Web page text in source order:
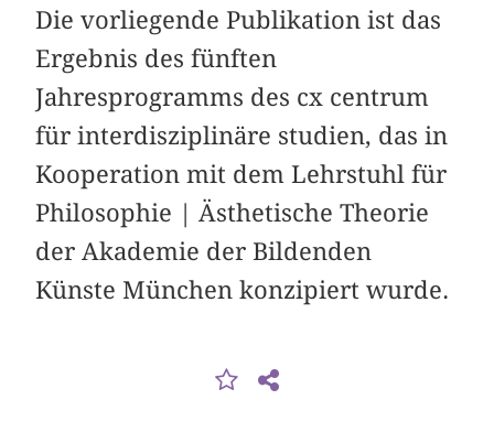
Die vorliegende Publikation ist das
Ergebnis des fünften
Jahresprogramms des cx centrum
für interdisziplinäre studien, das in
Kooperation mit dem Lehrstuhl für
Philosophie | Ästhetische Theorie
der Akademie der Bildenden
Künste München konzipiert wurde.